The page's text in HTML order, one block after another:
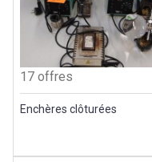
17 offres
Enchères clôturées